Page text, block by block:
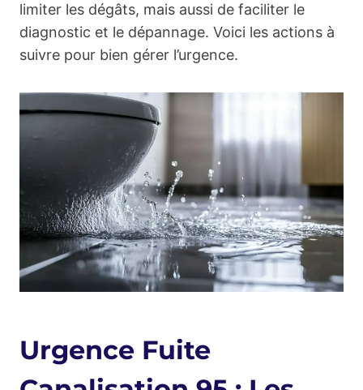
limiter les dégâts, mais aussi de faciliter le
diagnostic et le dépannage. Voici les actions à
suivre pour bien gérer l’urgence.
Urgence Fuite